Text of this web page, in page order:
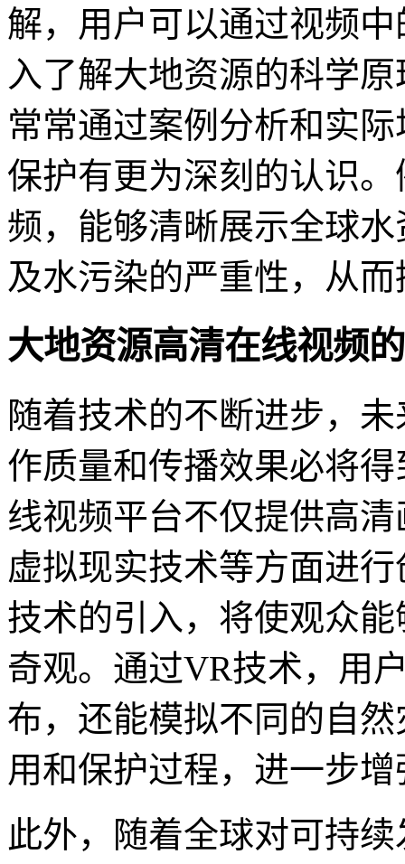
解，用户可以通过视频
入了解大地资源的科学
常常通过案例分析和实
保护有更为深刻的认识
频，能够清晰展示全球
及水污染的严重性，从
大地资源高清在线视频
随着技术的不断进步，
作质量和传播效果必将
线视频平台不仅提供高
虚拟现实技术等方面进
技术的引入，将使观众
奇观。通过VR技术，用
布，还能模拟不同的自
用和保护过程，进一步
此外，随着全球对可持